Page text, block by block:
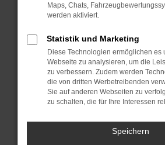
Starte dein Gerät neu.
vorübergehende Probleme
Stelle sicher, dass dein
Betriebssystem auf dem
sind.
Veraltete Software birgt
führen, dass bestimmte
Maps, Chats,
werden aktiviert.
Statistik und Marketing
Diese Technologien ermöglichen es
Webseite zu analysieren, um die
zu verbessern. Zudem werden
die von dritten Werbetreibenden
Sie auf anderen Webseiten zu
zu schalten, die für Ihre Interessen
Speichern